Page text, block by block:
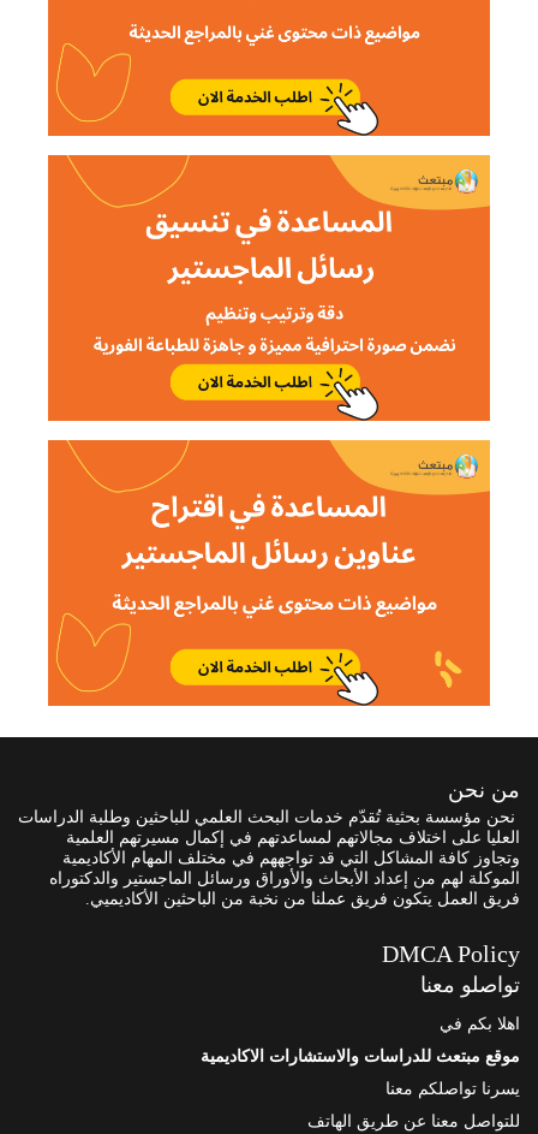
من نحن
نحن مؤسسة بحثية تُقدّم خدمات البحث العلمي للباحثين وطلبة الدراسات
العليا على اختلاف مجالاتهم لمساعدتهم في إكمال مسيرتهم العلمية
وتجاوز كافة المشاكل التي قد تواجههم في مختلف المهام الأكاديمية
الموكلة لهم من إعداد الأبحاث والأوراق ورسائل الماجستير والدكتوراه
فريق العمل يتكون فريق عملنا من نخبة من الباحثين الأكاديميي.
DMCA Policy
تواصلو معنا
اهلا بكم في
موقع مبتعث للدراسات والاستشارات الاكاديمية
يسرنا تواصلكم معنا
للتواصل معنا عن طريق الهاتف